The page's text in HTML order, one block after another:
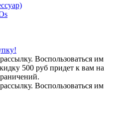
Воспользоваться им
500 руб придет к вам на
Воспользоваться им